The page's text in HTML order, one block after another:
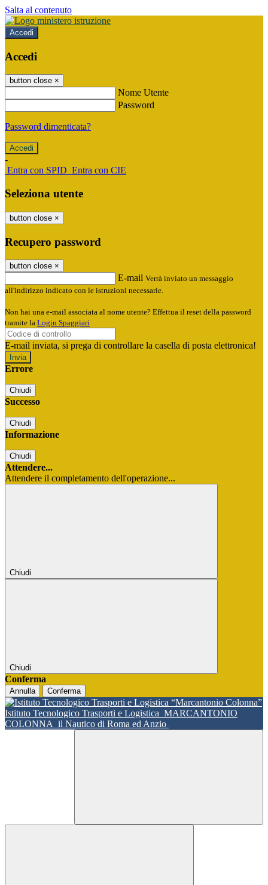
Salta al contenuto
Accedi
Accedi
button close ×
Nome Utente
Password
Password dimenticata?
-
Entra con SPID Entra con CIE
Seleziona utente
button close ×
Recupero password
button close ×
E-mail Verrà inviato un messaggio
all'indirizzo indicato con le istruzioni necessarie.
Non hai una e-mail associata al nome utente? Effettua il reset della password
tramite la Login Spaggiari
E-mail inviata, si prega di controllare la casella di posta elettronica!
Errore
Chiudi
Successo
Chiudi
Informazione
Chiudi
Attendere...
Attendere il completamento dell'operazione...
Chiudi
Chiudi
Conferma
Annulla Conferma
Istituto Tecnologico Trasporti e Logistica MARCANTONIO
COLONNA il Nautico di Roma ed Anzio